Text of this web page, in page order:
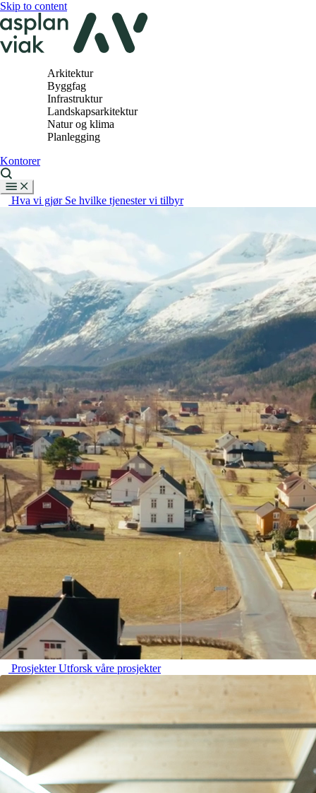
Skip to content
Arkitektur
Byggfag
Infrastruktur
Landskapsarkitektur
Natur og klima
Planlegging
Kontorer
Hva vi gjør Se hvilke tjenester vi tilbyr
ProsjekterUtforsk våre prosjekter